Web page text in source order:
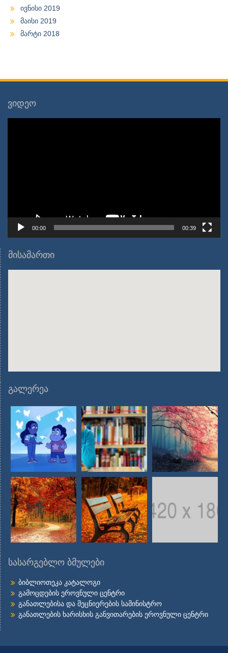
ივნისი 2019
მაისი 2019
მარტი 2018
ვიდეო
00:00 00:39
მისამართი
გალერეა
სასარგებლო ბმულები
ბიბლიოთეკა კატალოგი
გამოცდების ეროვნული ცენტრი
განათლებისა და მეცნიერების სამინისტრო
განათლების ხარისხის განვითარების ეროვნული ცენტრი